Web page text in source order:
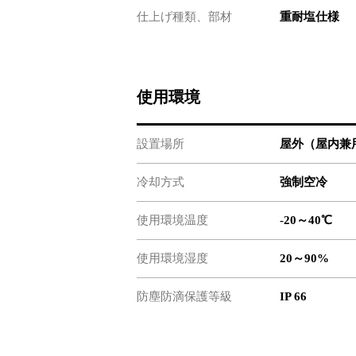
仕上げ種類、部材 重耐塩仕様
使用環境
設置場所 屋外（屋内兼
冷却方式 強制空冷
使用環境温度 -20～40℃
使用環境湿度 20～90%
防塵防滴保護等級 IP 66